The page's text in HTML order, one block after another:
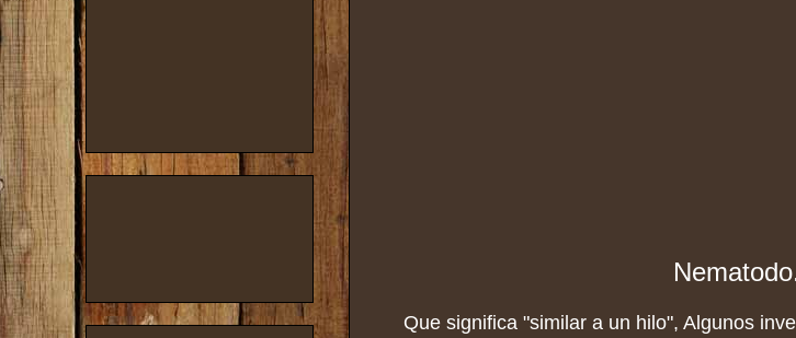
Que significa "similar a un hilo", Algunos